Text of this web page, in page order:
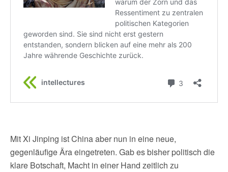
Mit Xi Jinping ist China aber nun in eine neue,
gegenläufige Ära eingetreten. Gab es bisher politisch die
klare Botschaft, Macht in einer Hand zeitlich zu